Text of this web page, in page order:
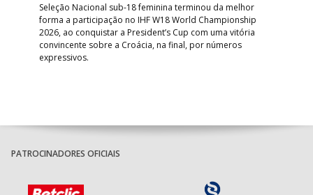
Seleção Nacional sub-18 feminina terminou da melhor
forma a participação no IHF W18 World Championship
2026, ao conquistar a President’s Cup com uma vitória
convincente sobre a Croácia, na final, por números
expressivos.
PATROCINADORES OFICIAIS